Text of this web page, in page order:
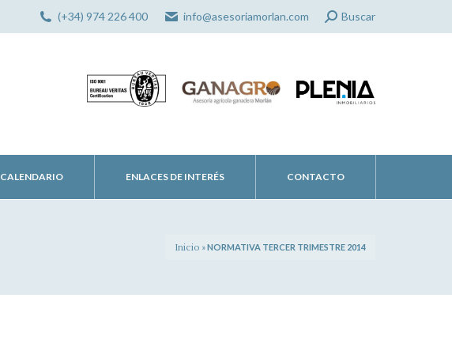
(+34) 974 226 400 info@asesoriamorlan.com Search:
Buscar
CALENDARIO ENLACES DE INTERÉS CONTACTO
Inicio »NORMATIVA TERCER TRIMESTRE 2014